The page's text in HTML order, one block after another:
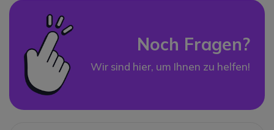
Noch Fragen?
Wir sind hier, um Ihnen zu helfen!